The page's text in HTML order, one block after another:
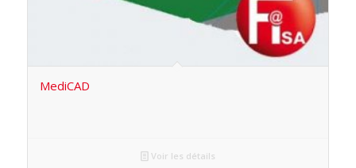
MediCAD
Voir les détails